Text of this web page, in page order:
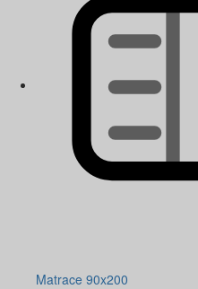
Matrace 90x200